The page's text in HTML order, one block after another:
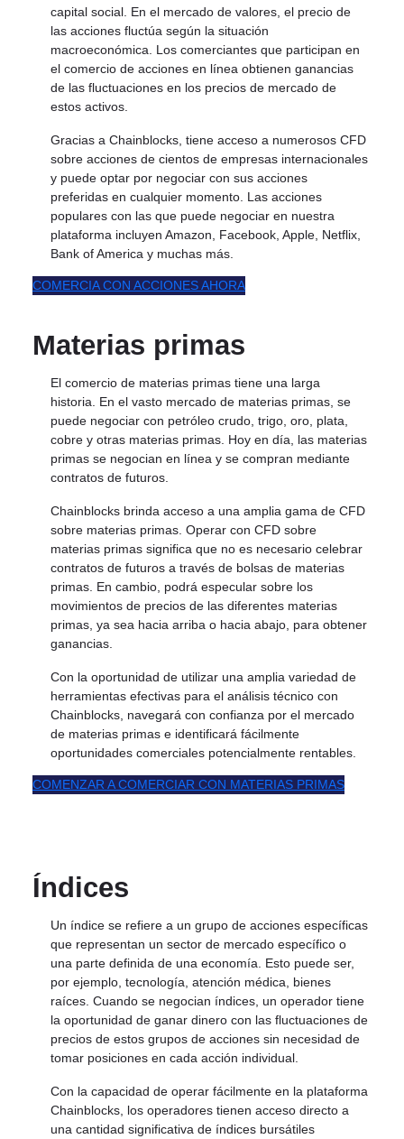
capital social. En el mercado de valores, el precio de
las acciones fluctúa según la situación
macroeconómica. Los comerciantes que participan en
el comercio de acciones en línea obtienen ganancias
de las fluctuaciones en los precios de mercado de
estos activos.
Gracias a Chainblocks, tiene acceso a numerosos CFD
sobre acciones de cientos de empresas internacionales
y puede optar por negociar con sus acciones
preferidas en cualquier momento. Las acciones
populares con las que puede negociar en nuestra
plataforma incluyen Amazon, Facebook, Apple, Netflix,
Bank of America y muchas más.
COMERCIA CON ACCIONES AHORA
Materias primas
El comercio de materias primas tiene una larga
historia. En el vasto mercado de materias primas, se
puede negociar con petróleo crudo, trigo, oro, plata,
cobre y otras materias primas. Hoy en día, las materias
primas se negocian en línea y se compran mediante
contratos de futuros.
Chainblocks brinda acceso a una amplia gama de CFD
sobre materias primas. Operar con CFD sobre
materias primas significa que no es necesario celebrar
contratos de futuros a través de bolsas de materias
primas. En cambio, podrá especular sobre los
movimientos de precios de las diferentes materias
primas, ya sea hacia arriba o hacia abajo, para obtener
ganancias.
Con la oportunidad de utilizar una amplia variedad de
herramientas efectivas para el análisis técnico con
Chainblocks, navegará con confianza por el mercado
de materias primas e identificará fácilmente
oportunidades comerciales potencialmente rentables.
COMENZAR A COMERCIAR CON MATERIAS PRIMAS
Índices
Un índice se refiere a un grupo de acciones específicas
que representan un sector de mercado específico o
una parte definida de una economía. Esto puede ser,
por ejemplo, tecnología, atención médica, bienes
raíces. Cuando se negocian índices, un operador tiene
la oportunidad de ganar dinero con las fluctuaciones de
precios de estos grupos de acciones sin necesidad de
tomar posiciones en cada acción individual.
Con la capacidad de operar fácilmente en la plataforma
Chainblocks, los operadores tienen acceso directo a
una cantidad significativa de índices bursátiles